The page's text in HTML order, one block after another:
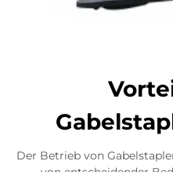
Der Betrieb von